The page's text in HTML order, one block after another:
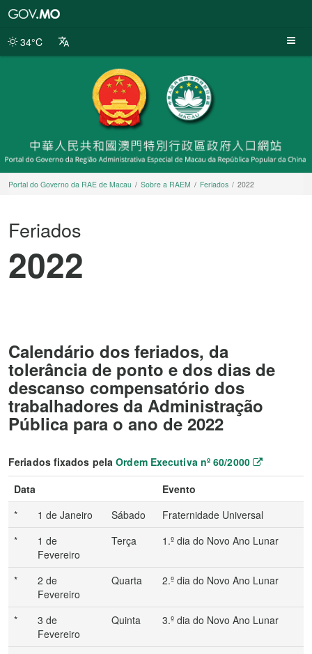
da
34°C
Portal do Governo da RAE de Macau Sobre a RAEM Feriados 2022
Feriados
2022
Calendário dos feriados, da
tolerância de ponto e dos dias de
descanso compensatório dos
trabalhadores da Administração
Pública para o ano de 2022
Feriados fixados pelaOrdem Executiva nº 60/2000
Data
Evento
*
1 de Janeiro Sábado
Fraternidade Universal
*
1 de
Fevereiro
Terça 1.º dia do Novo Ano Lunar
*
2 de
Fevereiro
Quarta 2.º dia do Novo Ano Lunar
*
3 de
Fevereiro
Quinta 3.º dia do Novo Ano Lunar